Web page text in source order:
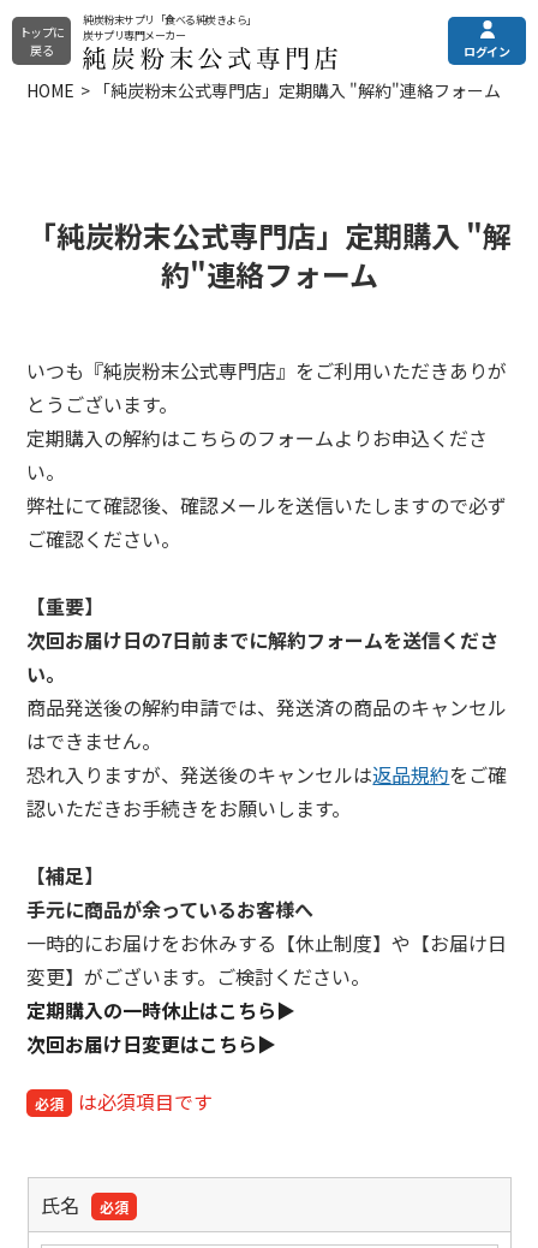
トップに
戻る
純炭粉末サプリ「食べる純炭きよら」
炭サプリ専門メーカー
ログイン
HOME 「純炭粉末公式専門店」定期購入 "解約"連絡フォーム
「純炭粉末公式専門店」定期購入 "解
約"連絡フォーム
いつも『純炭粉末公式専門店』をご利用いただきありが
とうございます。
定期購入の解約はこちらのフォームよりお申込くださ
い。
弊社にて確認後、確認メールを送信いたしますので必ず
ご確認ください。
【重要】
次回お届け日の7日前までに解約フォームを送信くださ
い。
商品発送後の解約申請では、発送済の商品のキャンセル
はできません。
恐れ入りますが、発送後のキャンセルは返品規約をご確
認いただきお手続きをお願いします。
【補足】
手元に商品が余っているお客様へ
一時的にお届けをお休みする【休止制度】や【お届け日
変更】がございます。ご検討ください。
定期購入の一時休止はこちら▶
次回お届け日変更はこちら▶
必須 は必須項目です
氏名 必須
全商品一覧
よくある質問
閉じる
錠剤タイプ プレミアムタイプ
定期購入（申込/休会/退会）
選び方でお悩みの方はこちら
平日9:00〜16:00
0120-090-218
フォームからお問い合わせ
お問い合わせフォーム
24時間受付
閉じる